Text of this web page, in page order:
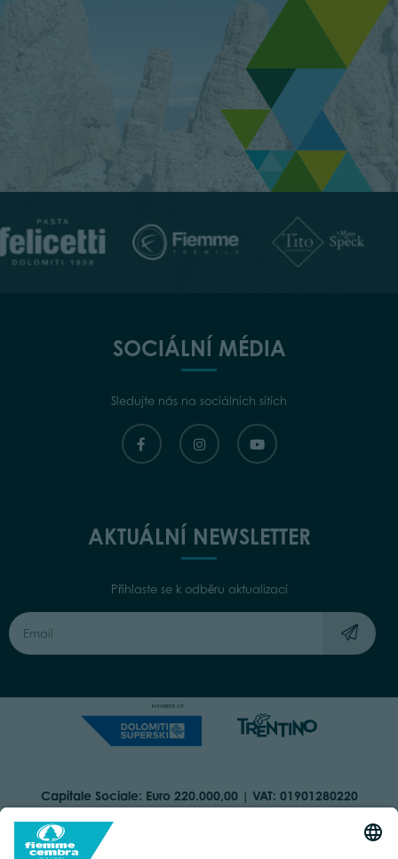
SOCIÁLNÍ MÉDIA
Sledujte nás na sociálních sítích
AKTUÁLNÍ NEWSLETTER
Přihlaste se k odběru aktualizací
Capitale Sociale: Euro 220.000,00 | VAT: 01901280220
COOKIES IMPRINT
ORGANIZZAZIONE TRASPARENTE